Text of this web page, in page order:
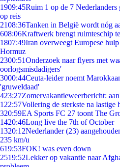
1909:45Ruim 1 op de 7 Nederlanders
op reis
2108:36Tanken in België wordt nóg
608:06Kraftwerk brengt ruimteschip
1807:49Iran overweegt Europese
Hormuz
2300:51Onderzoek naar flyers met
oorlogsmisdadigers'
3000:44Ceuta-leider noemt
'gruweldaad'
423:27Zomervakantieweerbericht:
1 22:57Vollering de sterkste na lastige
320:59EA Sports FC 27 toont The
1420:46Long live the 7th of October
1320:12Nederlander (23)
235 km/u
619:53FOK! was even down
2519:52Lekker op vakantie naar